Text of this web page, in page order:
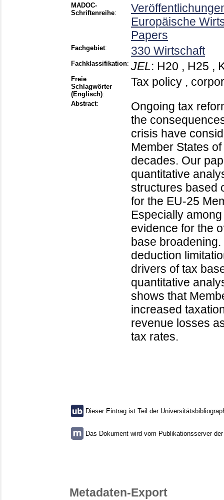
MADOC-
Schriftenreihe:
Europäische
Papers
Fachgebiet: 330 Wirtschaft
Fachklassifikation: JEL: H20 , H25 ,
Freie
Schlagwörter
(Englisch):
Tax policy ,
Abstract:
Ongoing tax
the
crisis have
Member States
decades. Our
quantitative
structures based
for the EU-25
Especially
evidence for the
base
deduction
drivers of tax
quantitative
shows that
increased
revenue losses
tax rates.
Dieser Eintrag ist Teil der
Das Dokument wird vom Publikationsserver
Metadaten-Export